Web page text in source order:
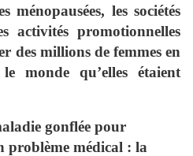
ménopausées, les sociétés
activités promotionnelles
des millions de femmes en
monde qu’elles étaient
gonflée pour
problème médical : la